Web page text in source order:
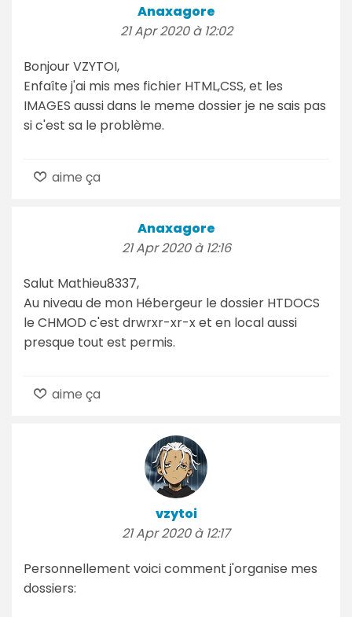
Anaxagore
21 Apr 2020 à 12:02
Bonjour VZYTOI,
Enfaîte j'ai mis mes fichier HTML,CSS, et les
IMAGES aussi dans le meme dossier je ne sais pas
si c'est sa le problème.
aime ça
Anaxagore
21 Apr 2020 à 12:16
Salut Mathieu8337,
Au niveau de mon Hébergeur le dossier HTDOCS
le CHMOD c'est drwrxr-xr-x et en local aussi
presque tout est permis.
aime ça
vzytoi
21 Apr 2020 à 12:17
Personnellement voici comment j'organise mes
dossiers: